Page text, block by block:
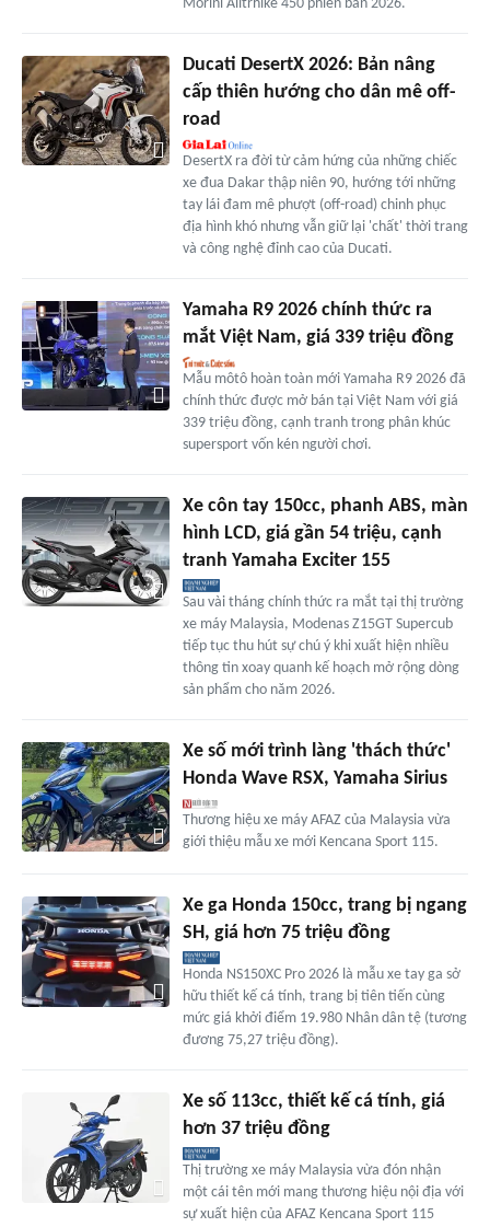
Morini Alltrhike 450 phiên bản 2026.
Ducati DesertX 2026: Bản nâng
cấp thiên hướng cho dân mê off-
road
DesertX ra đời từ cảm hứng của những chiếc
xe đua Dakar thập niên 90, hướng tới những
tay lái đam mê phượt (off-road) chinh phục
địa hình khó nhưng vẫn giữ lại 'chất' thời trang
và công nghệ đỉnh cao của Ducati.
Yamaha R9 2026 chính thức ra
mắt Việt Nam, giá 339 triệu đồng
Mẫu môtô hoàn toàn mới Yamaha R9 2026 đã
chính thức được mở bán tại Việt Nam với giá
339 triệu đồng, cạnh tranh trong phân khúc
supersport vốn kén người chơi.
Xe côn tay 150cc, phanh ABS, màn
hình LCD, giá gần 54 triệu, cạnh
tranh Yamaha Exciter 155
Sau vài tháng chính thức ra mắt tại thị trường
xe máy Malaysia, Modenas Z15GT Supercub
tiếp tục thu hút sự chú ý khi xuất hiện nhiều
thông tin xoay quanh kế hoạch mở rộng dòng
sản phẩm cho năm 2026.
Xe số mới trình làng 'thách thức'
Honda Wave RSX, Yamaha Sirius
Thương hiệu xe máy AFAZ của Malaysia vừa
giới thiệu mẫu xe mới Kencana Sport 115.
Xe ga Honda 150cc, trang bị ngang
SH, giá hơn 75 triệu đồng
Honda NS150XC Pro 2026 là mẫu xe tay ga sở
hữu thiết kế cá tính, trang bị tiên tiến cùng
mức giá khởi điểm 19.980 Nhân dân tệ (tương
đương 75,27 triệu đồng).
Xe số 113cc, thiết kế cá tính, giá
hơn 37 triệu đồng
Thị trường xe máy Malaysia vừa đón nhận
một cái tên mới mang thương hiệu nội địa với
sự xuất hiện của AFAZ Kencana Sport 115